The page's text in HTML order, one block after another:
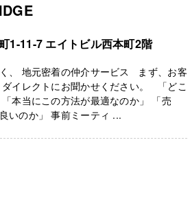
1-11-7 エイトビル西本町2階
、 地元密着の仲介サービス まず、お客
イレクトにお聞かせください。 「どこ
本当にこの方法が最適なのか」 「売
いのか」 事前ミーティ ...